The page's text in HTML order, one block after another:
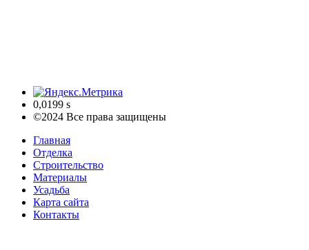
0,0199 s
©2024 Все права защищены
Главная
Отделка
Строительство
Материалы
Усадьба
Карта сайта
Контакты